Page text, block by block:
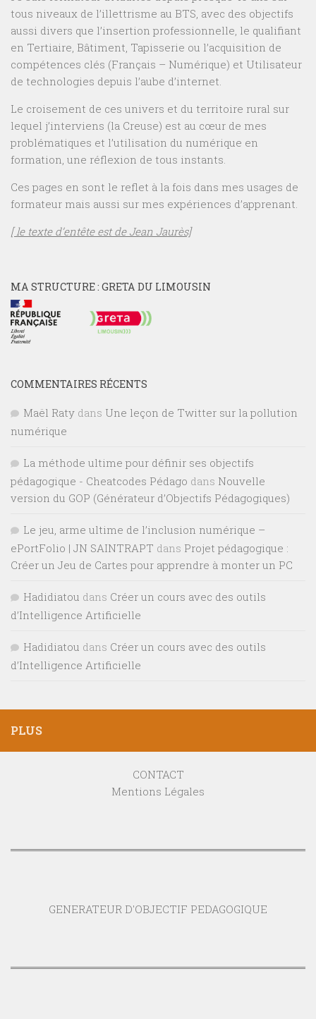
tous niveaux de l’illettrisme au BTS, avec des objectifs
aussi divers que l’insertion professionnelle, le qualifiant
en Tertiaire, Bâtiment, Tapisserie ou l’acquisition de
compétences clés (Français – Numérique) et Utilisateur
de technologies depuis l’aube d’internet.
Le croisement de ces univers et du territoire rural sur
lequel j’interviens (la Creuse) est au cœur de mes
problématiques et l’utilisation du numérique en
formation, une réflexion de tous instants.
Ces pages en sont le reflet à la fois dans mes usages de
formateur mais aussi sur mes expériences d’apprenant.
[ le texte d’entête est de Jean Jaurès]
MA STRUCTURE : GRETA DU LIMOUSIN
COMMENTAIRES RÉCENTS
Maël Raty dans Une leçon de Twitter sur la pollution
numérique
La méthode ultime pour définir ses objectifs
pédagogique - Cheatcodes Pédago dans Nouvelle
version du GOP (Générateur d’Objectifs Pédagogiques)
Le jeu, arme ultime de l’inclusion numérique –
ePortFolio | JN SAINTRAPT dans Projet pédagogique :
Créer un Jeu de Cartes pour apprendre à monter un PC
Hadidiatou dans Créer un cours avec des outils
d’Intelligence Artificielle
Hadidiatou dans Créer un cours avec des outils
d’Intelligence Artificielle
PLUS
CONTACT
Mentions Légales
GENERATEUR D'OBJECTIF PEDAGOGIQUE